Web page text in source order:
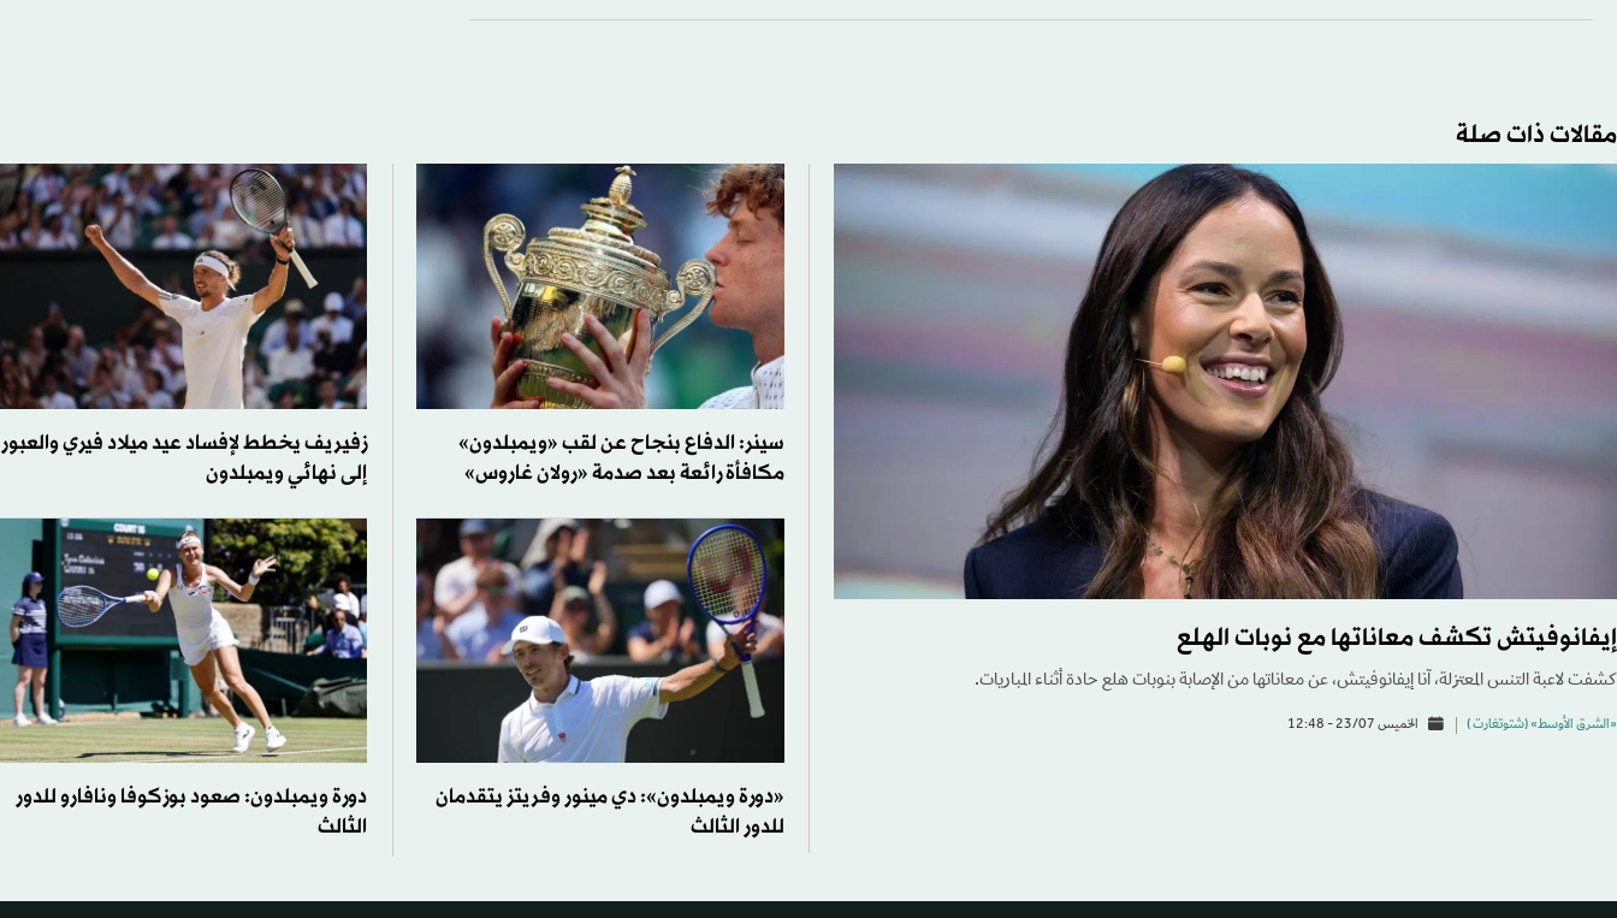
مقالات ذات صلة
إيفانوفيتش تكشف معاناتها مع نوبات الهلع
كشفت لاعبة التنس المعتزلة، آنا إيفانوفيتش، عن معاناتها من الإصابة بنوبات هلع حادة أثناء المباريات.
«الشرق الأوسط» (شتوتغارت ) الخميس 23/07 - 12:48
سينر: الدفاع بنجاح عن لقب «ويمبلدون»
مكافأة رائعة بعد صدمة «رولان غاروس»
زفيريف يخطط لإفساد عيد ميلاد فيري والعبور
إلى نهائي ويمبلدون
«دورة ويمبلدون»: دي مينور وفريتز يتقدمان
للدور الثالث
دورة ويمبلدون: صعود بوزكوفا ونافارو للدور
الثالث